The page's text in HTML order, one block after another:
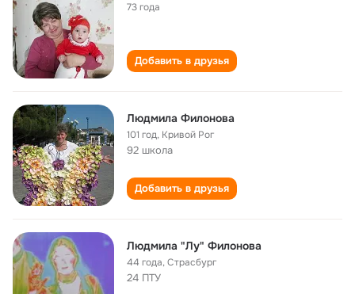
73 года
Добавить в друзья
Людмила Филонова
101 год, Кривой Рог
92 школа
Добавить в друзья
Людмила "Лу" Филонова
44 года,Страсбург
24 ПТУ